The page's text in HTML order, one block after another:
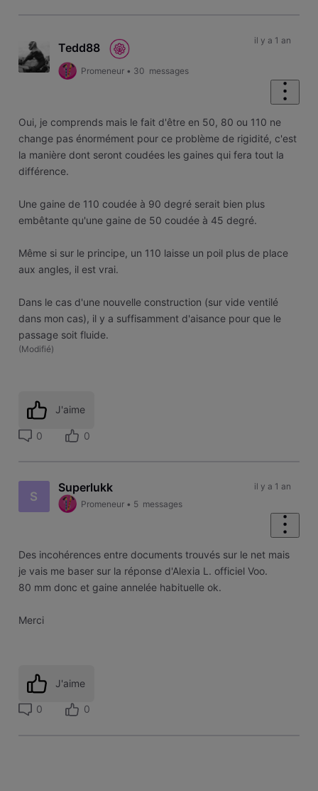
Tedd88
Promeneur • 30 messages
il y a 1 an
Oui, je comprends mais le fait d'être en 50, 80 ou 110 ne
change pas énormément pour ce problème de rigidité, c'est
la manière dont seront coudées les gaines qui fera tout la
différence.
Une gaine de 110 coudée à 90 degré serait bien plus
embêtante qu'une gaine de 50 coudée à 45 degré.
Même si sur le principe, un 110 laisse un poil plus de place
aux angles, il est vrai.
Dans le cas d'une nouvelle construction (sur vide ventilé
dans mon cas), il y a suffisamment d'aisance pour que le
passage soit fluide.
(Modifié)
J'aime
0 0
S
Superlukk
Promeneur • 5 messages
il y a 1 an
Des incohérences entre documents trouvés sur le net mais
je vais me baser sur la réponse d'Alexia L. officiel Voo.
80 mm donc et gaine annelée habituelle ok.
Merci
J'aime
0 0